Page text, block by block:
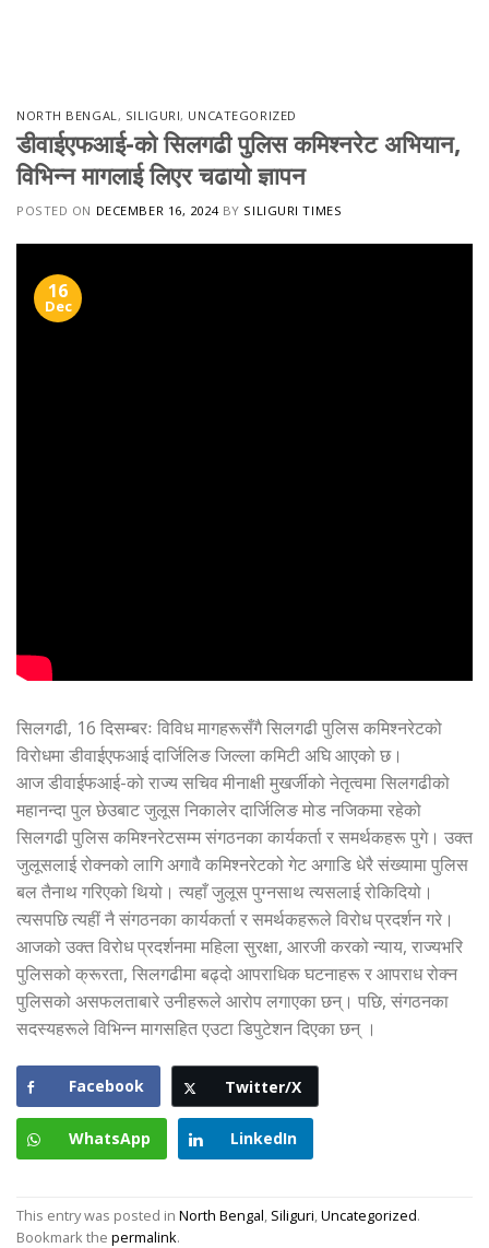
NORTH BENGAL, SILIGURI, UNCATEGORIZED
डीवाईएफआई-को सिलगढी पुलिस कमिश्नरेट अभियान,
विभिन्न मागलाई लिएर चढायो ज्ञापन
POSTED ON DECEMBER 16, 2024BY SILIGURI TIMES
16
Dec
सिलगढी, 16 दिसम्बरः विविध मागहरूसँगै सिलगढी पुलिस कमिश्नरेटको
विरोधमा डीवाईएफआई दार्जिलिङ जिल्ला कमिटी अघि आएको छ।
आज डीवाईफआई-को राज्य सचिव मीनाक्षी मुखर्जीको नेतृत्वमा सिलगढीको
महानन्दा पुल छेउबाट जुलूस निकालेर दार्जिलिङ मोड नजिकमा रहेको
सिलगढी पुलिस कमिश्नरेटसम्म संगठनका कार्यकर्ता र समर्थकहरू पुगे। उक्त
जुलूसलाई रोक्नको लागि अगावै कमिश्नरेटको गेट अगाडि धेरै संख्यामा पुलिस
बल तैनाथ गरिएको थियो। त्यहाँ जुलूस पुग्नसाथ त्यसलाई रोकिदियो।
त्यसपछि त्यहीं नै संगठनका कार्यकर्ता र समर्थकहरूले विरोध प्रदर्शन गरे।
आजको उक्त विरोध प्रदर्शनमा महिला सुरक्षा, आरजी करको न्याय, राज्यभरि
पुलिसको क्रूरता, सिलगढीमा बढ्दो आपराधिक घटनाहरू र आपराध रोक्न
पुलिसको असफलताबारे उनीहरूले आरोप लगाएका छन्। पछि, संगठनका
सदस्यहरूले विभिन्न मागसहित एउटा डिपुटेशन दिएका छन् ।
Facebook Twitter/X
WhatsApp LinkedIn
This entry was posted in North Bengal, Siliguri,Uncategorized.
Bookmark the permalink.